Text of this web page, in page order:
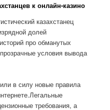
к онлайн-казино
казахстанец
долей
про обманутых
условия вывода
в силу новые правила
требования, а